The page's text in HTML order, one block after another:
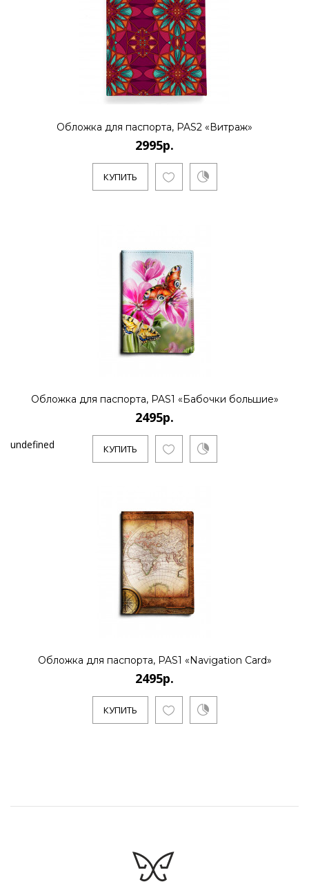
Обложка для паспорта, PAS2 «Витраж»
2995р.
КУПИТЬ
Обложка для паспорта, PAS1 «Бабочки большие»
2495р.
КУПИТЬ
undefined
Обложка для паспорта, PAS1 «Navigation Card»
2495р.
КУПИТЬ